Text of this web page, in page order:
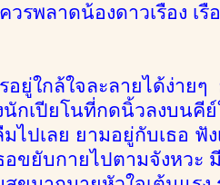
รพลาดน้องดาวเรือง เรื
อยู่ใกล้ใจละลายได้ง่าย
กเปียโนที่กดนิ้วลงบนคี
มไปเลย ยามอยู่กับเธอ
อขยับกายไปตามจังหวะ